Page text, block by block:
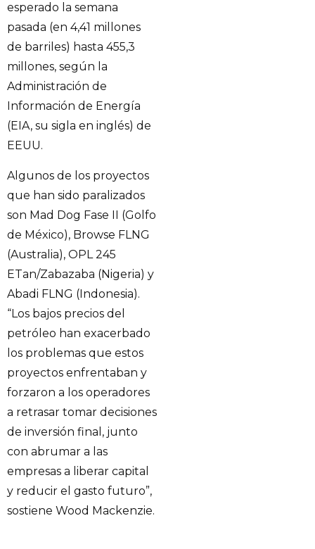
esperado la semana
pasada (en 4,41 millones
de barriles) hasta 455,3
millones, según la
Administración de
Información de Energía
(EIA, su sigla en inglés) de
EEUU.
Algunos de los proyectos
que han sido paralizados
son Mad Dog Fase II (Golfo
de México), Browse FLNG
(Australia), OPL 245
ETan/Zabazaba (Nigeria) y
Abadi FLNG (Indonesia).
“Los bajos precios del
petróleo han exacerbado
los problemas que estos
proyectos enfrentaban y
forzaron a los operadores
a retrasar tomar decisiones
de inversión final, junto
con abrumar a las
empresas a liberar capital
y reducir el gasto futuro”,
sostiene Wood Mackenzie.